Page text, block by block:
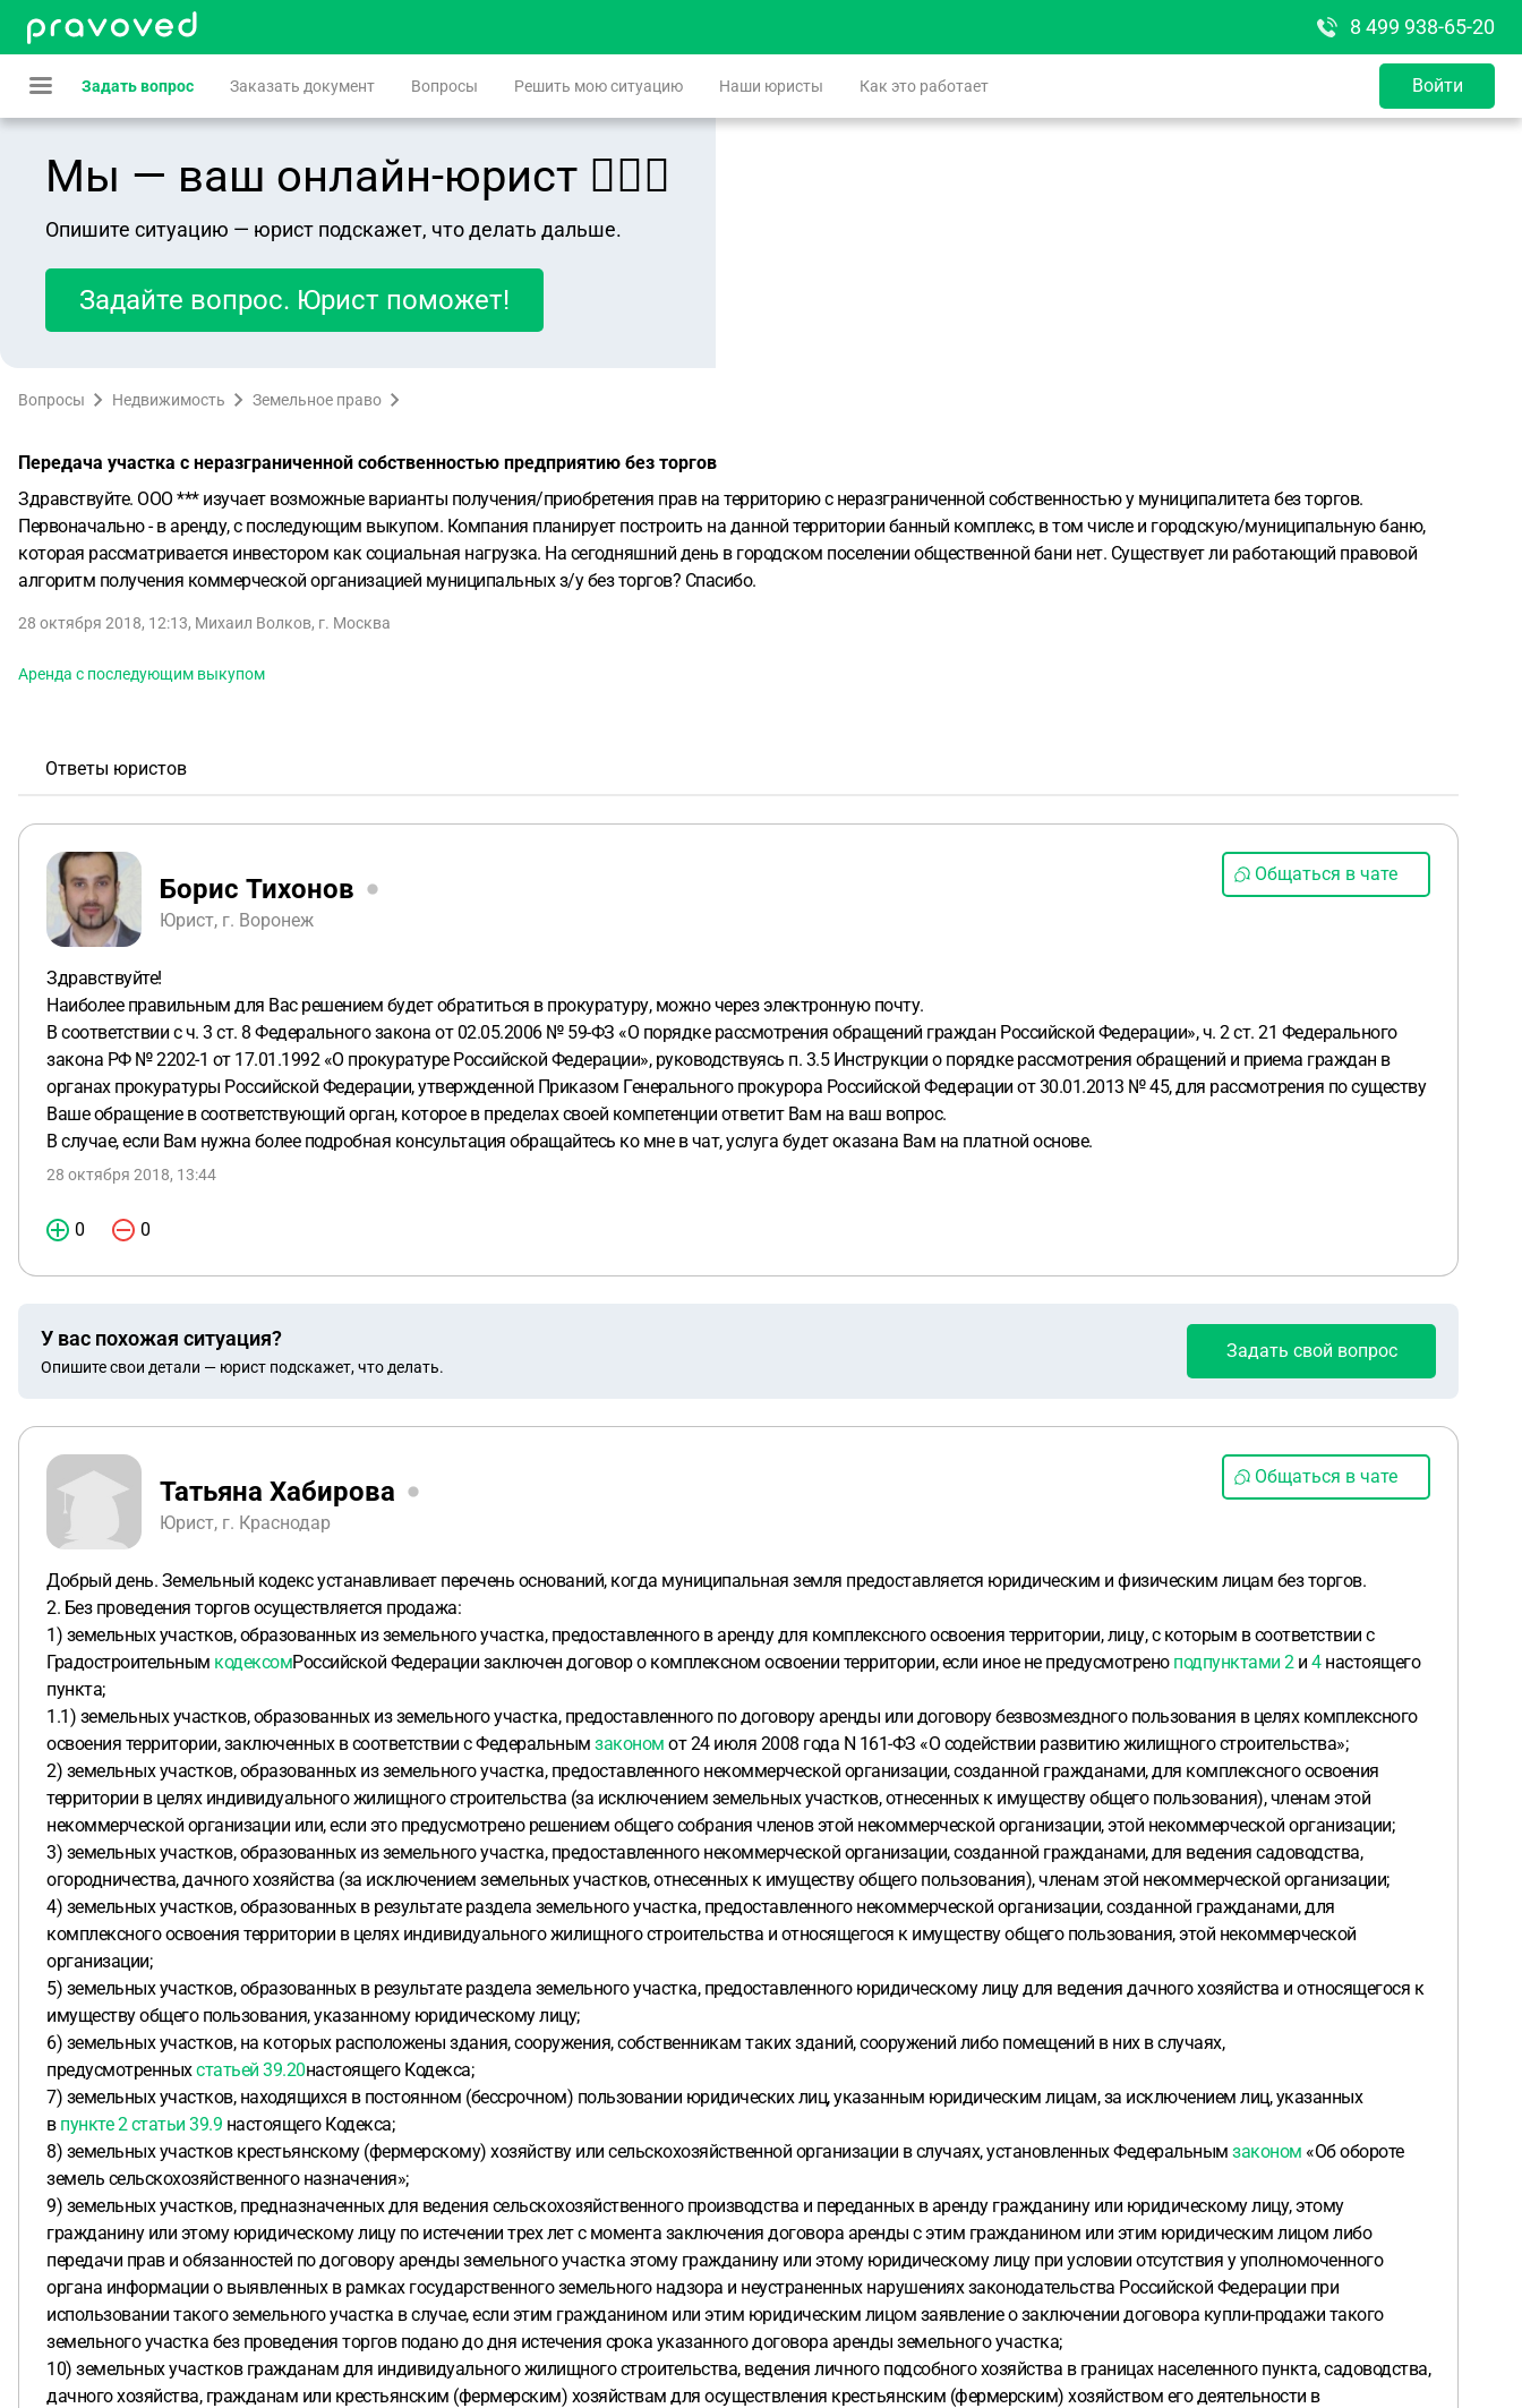
8 499 938-65-20
Задать вопрос Заказать документ Вопросы Решить мою ситуацию Наши юристы Как это работает Войти
Мы — ваш онлайн-юрист 👨🏻‍⚖️
Опишите ситуацию — юрист подскажет, что делать дальше.
Задайте вопрос. Юрист поможет!
Вопросы Недвижимость Земельное право
Передача участка с неразграниченной собственностью предприятию без торгов
Здравствуйте. ООО *** изучает возможные варианты получения/приобретения прав на территорию с неразграниченной собственностью у муниципалитета без торгов.
Первоначально - в аренду, с последующим выкупом. Компания планирует построить на данной территории банный комплекс, в том числе и городскую/муниципальную баню,
которая рассматривается инвестором как социальная нагрузка. На сегодняшний день в городском поселении общественной бани нет. Существует ли работающий правовой
алгоритм получения коммерческой организацией муниципальных з/у без торгов? Спасибо.
28 октября 2018, 12:13, Михаил Волков, г. Москва
Аренда с последующим выкупом
Ответы юристов
Борис Тихонов
Юрист, г. Воронеж
Общаться в чате
Здравствуйте!
Наиболее правильным для Вас решением будет обратиться в прокуратуру, можно через электронную почту.
В соответствии с ч. 3 ст. 8 Федерального закона от 02.05.2006 № 59-ФЗ «О порядке рассмотрения обращений граждан Российской Федерации», ч. 2 ст. 21 Федерального
закона РФ № 2202-1 от 17.01.1992 «О прокуратуре Российской Федерации», руководствуясь п. 3.5 Инструкции о порядке рассмотрения обращений и приема граждан в
органах прокуратуры Российской Федерации, утвержденной Приказом Генерального прокурора Российской Федерации от 30.01.2013 № 45, для рассмотрения по существу
Ваше обращение в соответствующий орган, которое в пределах своей компетенции ответит Вам на ваш вопрос.
В случае, если Вам нужна более подробная консультация обращайтесь ко мне в чат, услуга будет оказана Вам на платной основе.
28 октября 2018, 13:44
0 0
У вас похожая ситуация?
Опишите свои детали — юрист подскажет, что делать.
Задать свой вопрос
Татьяна Хабирова
Юрист, г. Краснодар
Общаться в чате
Добрый день. Земельный кодекс устанавливает перечень оснований, когда муниципальная земля предоставляется юридическим и физическим лицам без торгов.
2. Без проведения торгов осуществляется продажа:
1) земельных участков, образованных из земельного участка, предоставленного в аренду для комплексного освоения территории, лицу, с которым в соответствии с
Градостроительным кодексомРоссийской Федерации заключен договор о комплексном освоении территории, если иное не предусмотрено подпунктами 2и 4настоящего
пункта;
1.1) земельных участков, образованных из земельного участка, предоставленного по договору аренды или договору безвозмездного пользования в целях комплексного
освоения территории, заключенных в соответствии с Федеральным законом от 24 июля 2008 года N 161-ФЗ «О содействии развитию жилищного строительства»;
2) земельных участков, образованных из земельного участка, предоставленного некоммерческой организации, созданной гражданами, для комплексного освоения
территории в целях индивидуального жилищного строительства (за исключением земельных участков, отнесенных к имуществу общего пользования), членам этой
некоммерческой организации или, если это предусмотрено решением общего собрания членов этой некоммерческой организации, этой некоммерческой организации;
3) земельных участков, образованных из земельного участка, предоставленного некоммерческой организации, созданной гражданами, для ведения садоводства,
огородничества, дачного хозяйства (за исключением земельных участков, отнесенных к имуществу общего пользования), членам этой некоммерческой организации;
4) земельных участков, образованных в результате раздела земельного участка, предоставленного некоммерческой организации, созданной гражданами, для
комплексного освоения территории в целях индивидуального жилищного строительства и относящегося к имуществу общего пользования, этой некоммерческой
организации;
5) земельных участков, образованных в результате раздела земельного участка, предоставленного юридическому лицу для ведения дачного хозяйства и относящегося к
имуществу общего пользования, указанному юридическому лицу;
6) земельных участков, на которых расположены здания, сооружения, собственникам таких зданий, сооружений либо помещений в них в случаях,
предусмотренныхстатьей 39.20настоящего Кодекса;
7) земельных участков, находящихся в постоянном (бессрочном) пользовании юридических лиц, указанным юридическим лицам, за исключением лиц, указанных
в пункте 2 статьи 39.9 настоящего Кодекса;
8) земельных участков крестьянскому (фермерскому) хозяйству или сельскохозяйственной организации в случаях, установленных Федеральным законом «Об обороте
земель сельскохозяйственного назначения»;
9) земельных участков, предназначенных для ведения сельскохозяйственного производства и переданных в аренду гражданину или юридическому лицу, этому
гражданину или этому юридическому лицу по истечении трех лет с момента заключения договора аренды с этим гражданином или этим юридическим лицом либо
передачи прав и обязанностей по договору аренды земельного участка этому гражданину или этому юридическому лицу при условии отсутствия у уполномоченного
органа информации о выявленных в рамках государственного земельного надзора и неустраненных нарушениях законодательства Российской Федерации при
использовании такого земельного участка в случае, если этим гражданином или этим юридическим лицом заявление о заключении договора купли-продажи такого
земельного участка без проведения торгов подано до дня истечения срока указанного договора аренды земельного участка;
10) земельных участков гражданам для индивидуального жилищного строительства, ведения личного подсобного хозяйства в границах населенного пункта, садоводства,
дачного хозяйства, гражданам или крестьянским (фермерским) хозяйствам для осуществления крестьянским (фермерским) хозяйством его деятельности в